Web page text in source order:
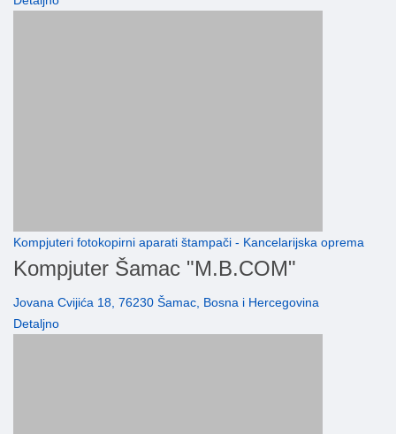
Kompjuteri fotokopirni aparati štampači - Kancelarijska oprema
Kompjuter Šamac "M.B.COM"
Jovana Cvijića 18, 76230 Šamac, Bosna i Hercegovina
Detaljno